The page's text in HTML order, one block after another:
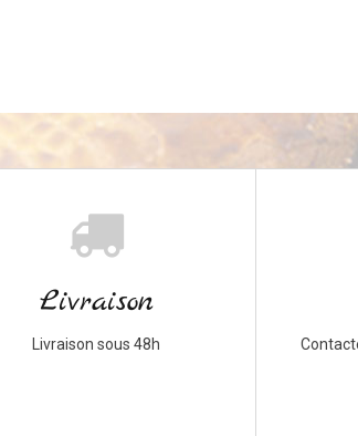
Livraison
Livraison sous 48h